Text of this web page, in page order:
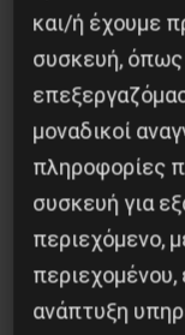
Νεολαία
Μεγάλη
στο
Ενάντια
και/ή έχουμε
συσκευή, όπως
μοναδικοί
πληροφορίες
συσκευή για
περιεχόμενο,
περιεχομένου,
ανάπτυξη